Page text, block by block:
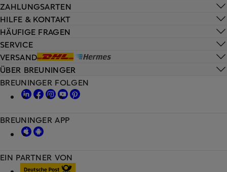
HILFE & KONTAKT
HÄUFIGE FRAGEN
SERVICE
VERSAND
ZAHLUNGSARTEN
ÜBER BREUNINGER
EIN PARTNER VON
BREUNINGER FOLGEN
BREUNINGER APP